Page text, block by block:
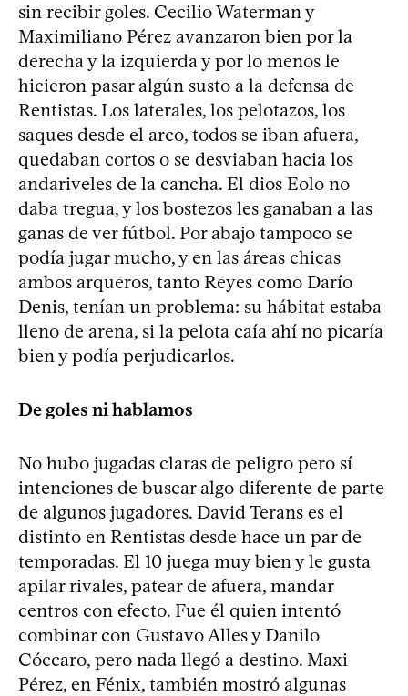
sin recibir goles. Cecilio Waterman y
Maximiliano Pérez avanzaron bien por la
derecha y la izquierda y por lo menos le
hicieron pasar algún susto a la defensa de
Rentistas. Los laterales, los pelotazos, los
saques desde el arco, todos se iban afuera,
quedaban cortos o se desviaban hacia los
andariveles de la cancha. El dios Eolo no
daba tregua, y los bostezos les ganaban a las
ganas de ver fútbol. Por abajo tampoco se
podía jugar mucho, y en las áreas chicas
ambos arqueros, tanto Reyes como Darío
Denis, tenían un problema: su hábitat estaba
lleno de arena, si la pelota caía ahí no picaría
bien y podía perjudicarlos.
De goles ni hablamos
No hubo jugadas claras de peligro pero sí
intenciones de buscar algo diferente de parte
de algunos jugadores. David Terans es el
distinto en Rentistas desde hace un par de
temporadas. El 10 juega muy bien y le gusta
apilar rivales, patear de afuera, mandar
centros con efecto. Fue él quien intentó
combinar con Gustavo Alles y Danilo
Cóccaro, pero nada llegó a destino. Maxi
Pérez, en Fénix, también mostró algunas